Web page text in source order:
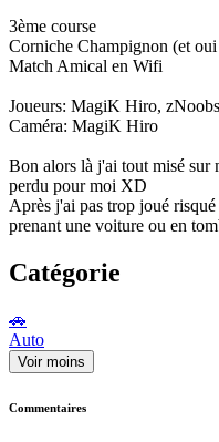
3ème course
Corniche Champignon (et
Match Amical en Wifi
Joueurs: MagiK Hiro,
Caméra: MagiK Hiro
Bon alors là j'ai tout misé sur
perdu pour moi XD
Après j'ai pas trop joué
prenant une voiture ou en
Catégorie
🚗
Auto
Voir moins
Commentaires